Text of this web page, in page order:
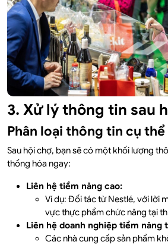
3. Xử lý thông tin sau
Phân loại thông tin cụ thể
Sau hội chợ, bạn sẽ có một khối lượng
thống hóa ngay:
Liên hệ tiềm năng cao:
Ví dụ: Đối tác từ Nestlé, với lời
vực thực phẩm chức năng tại
Liên hệ doanh nghiệp tiềm năng
Các nhà cung cấp sản phẩm